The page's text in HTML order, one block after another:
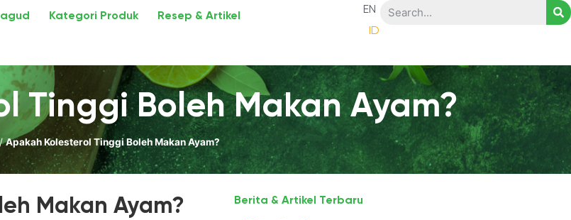
Kategori Produk Resep & Artikel
EN
ID
Tinggi Boleh Makan Ayam?
Apakah Kolesterol Tinggi Boleh Makan Ayam?
Makan Ayam? Berita & Artikel Terbaru